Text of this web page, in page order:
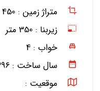
متراژ زمین : 450 متر
زیربنا : 350 متر
خواب : 4
سال ساخت :
موقعیت :